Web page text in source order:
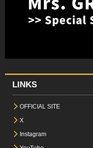
LINKS
OFFICIAL SITE
X
Instagram